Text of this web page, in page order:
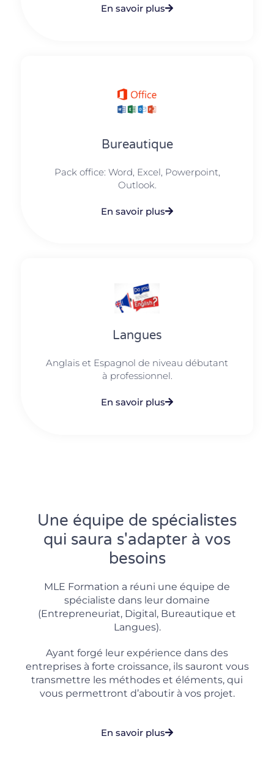
En savoir plus
Bureautique
Pack office: Word, Excel, Powerpoint,
Outlook.​
En savoir plus
Langues
Anglais et Espagnol de niveau débutant
à professionnel.
En savoir plus
Une équipe de spécialistes
qui saura s'adapter à vos
besoins
MLE Formation a réuni une équipe de
spécialiste dans leur domaine
(Entrepreneuriat, Digital, Bureautique et
Langues).
Ayant forgé leur expérience dans des
entreprises à forte croissance, ils sauront vous
transmettre les méthodes et éléments, qui
vous permettront d’aboutir à vos projet.
En savoir plus